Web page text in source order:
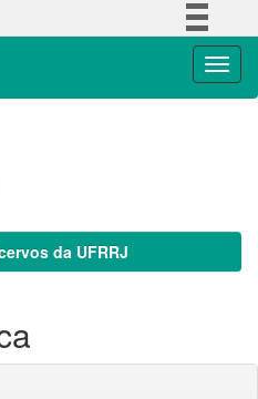
da UFRRJ